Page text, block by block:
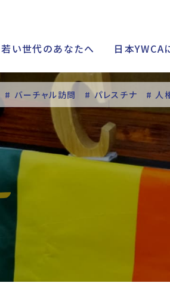
若い世代のあなたへ 日本YWCA
# バーチャル訪問 # パレスチナ # 人